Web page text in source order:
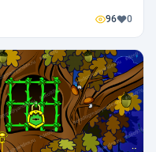
96 0